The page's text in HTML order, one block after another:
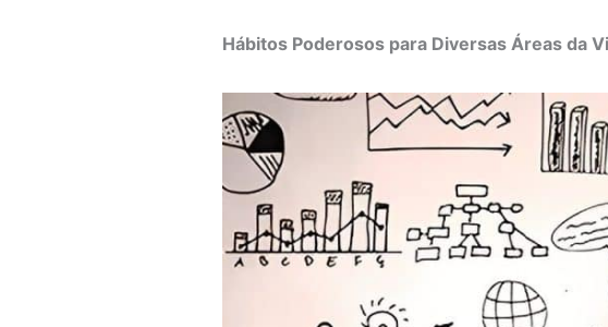
Hábitos Poderosos para Diversas Áreas da